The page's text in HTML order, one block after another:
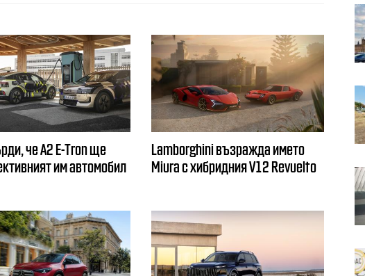
че A2 E-Tron ще
им автомобил
Lamborghini възражда името
Miura с хибридния V12 Revuelto